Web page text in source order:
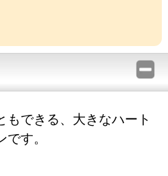
もできる、大きなハート
す。